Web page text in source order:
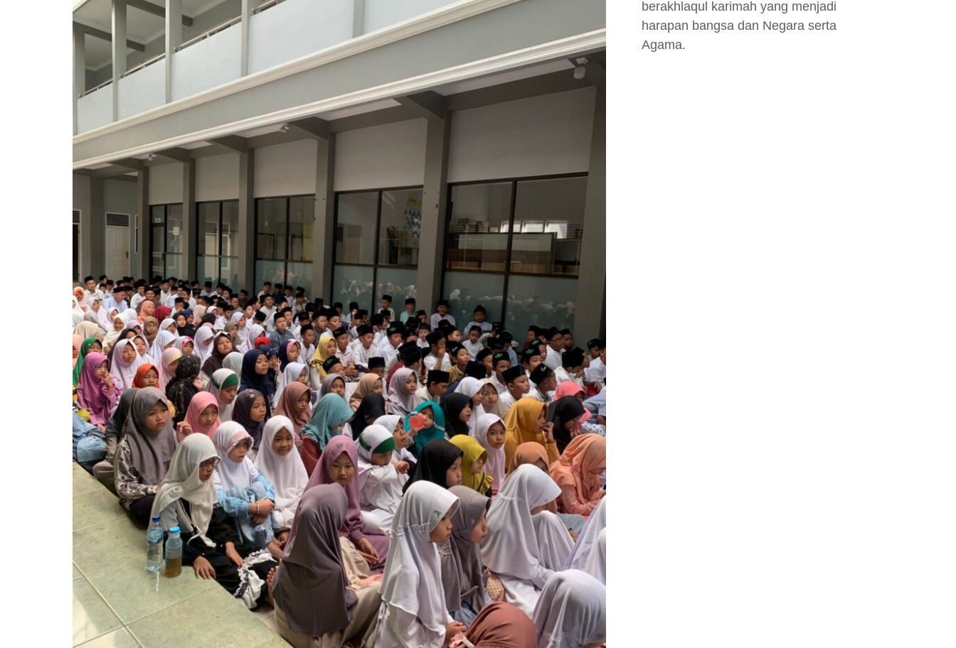
berakhlaqul karimah yang menjadi
harapan bangsa dan Negara serta
Agama.